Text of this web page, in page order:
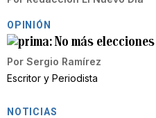
OPINIÓN
No más elecciones
Por Sergio Ramírez
Escritor y Periodista
NOTICIAS